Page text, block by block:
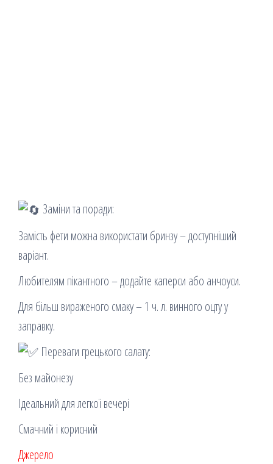
Заміни та поради:
Замість фети можна використати бринзу – доступніший
варіант.
Любителям пікантного – додайте каперси або анчоуси.
Для більш вираженого смаку – 1 ч. л. винного оцту у
заправку.
Переваги грецького салату:
Без майонезу
Ідеальний для легкої вечері
Смачний і корисний
Джерело